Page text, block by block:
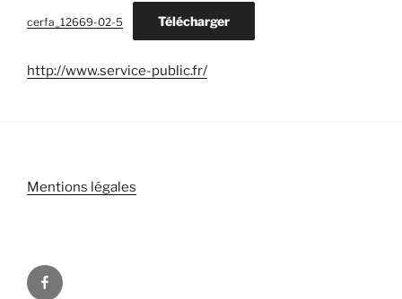
cerfa_12669-02-5 Télécharger
http://www.service-public.fr/
Mentions légales
Facebook